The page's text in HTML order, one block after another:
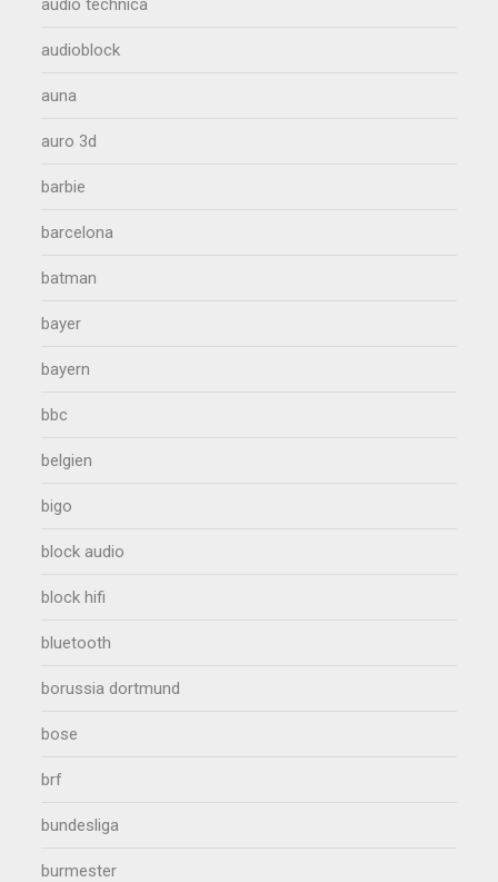
audio technica
audioblock
auna
auro 3d
barbie
barcelona
batman
bayer
bayern
bbc
belgien
bigo
block audio
block hifi
bluetooth
borussia dortmund
bose
brf
bundesliga
burmester